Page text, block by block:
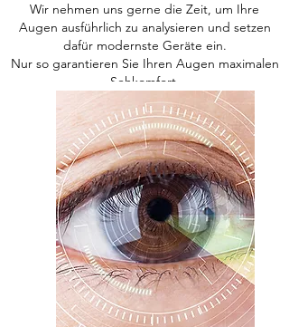
Wir nehmen uns gerne die Zeit, um Ihre
Augen ausführlich zu analysieren und setzen
dafür modernste Geräte ein.
Nur so garantieren Sie Ihren Augen maximalen
Sehkomfort.